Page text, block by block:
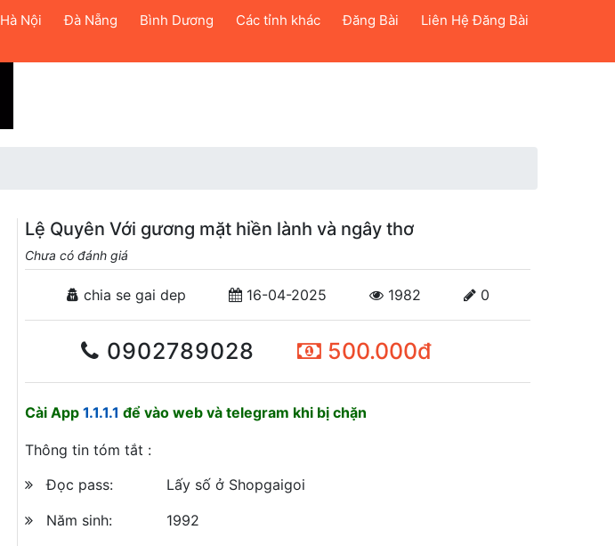
Hà Nội Đà Nẵng Bình Dương Các tỉnh khác Đăng Bài Liên Hệ Đăng Bài
Lệ Quyên Với gương mặt hiền lành và ngây thơ
Chưa có đánh giá
chia se gai dep 16-04-2025 1982 0
0902789028 500.000đ
Cài App 1.1.1.1 để vào web và telegram khi bị chặn
Thông tin tóm tắt :
Đọc pass:
Lấy số ở Shopgaigoi
Năm sinh:
1992